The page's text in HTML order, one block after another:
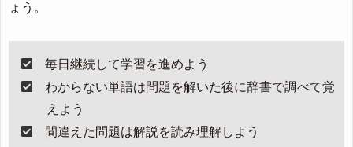
ょう。
毎日継続して学習を進めよう
わからない単語は問題を解いた後に辞書で調べて覚
えよう
間違えた問題は解説を読み理解しよう